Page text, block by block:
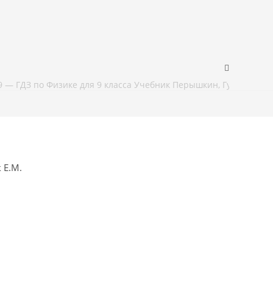
— ГДЗ по Физике для 9 класса Учебник Перышкин, Гутник
Е.М.